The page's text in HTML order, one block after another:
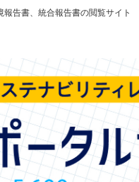
告書、統合報告書の閲覧サイト